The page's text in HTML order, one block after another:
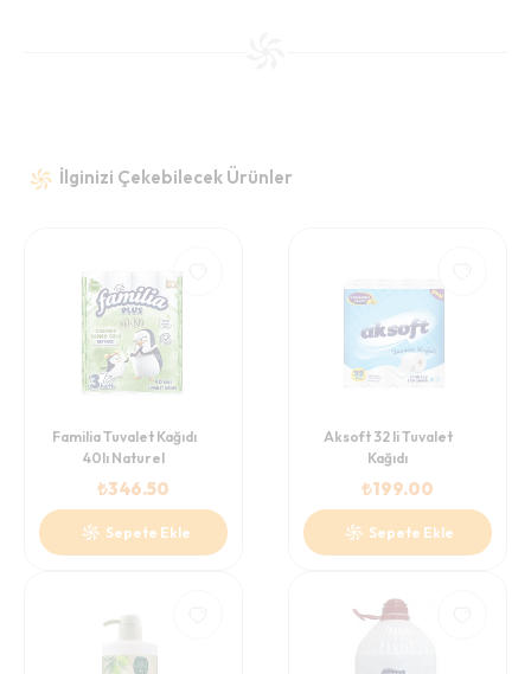
İlginizi Çekebilecek Ürünler
Familia Tuvalet Kağıdı
40lı Naturel
₺346.50
Sepete Ekle
Aksoft 32 li Tuvalet
Kağıdı
₺199.00
Sepete Ekle